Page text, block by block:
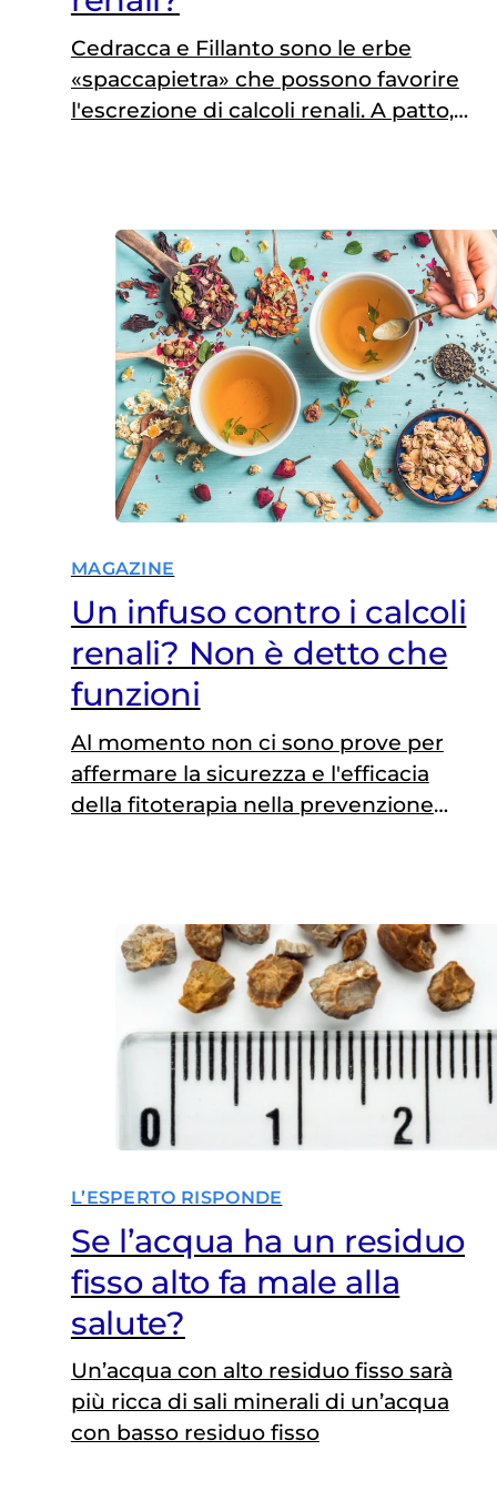
Cedracca e Fillanto sono le erbe
«spaccapietra» che possono favorire
l'escrezione di calcoli renali. A patto,
MAGAZINE
Un infuso contro i calcoli
renali? Non è detto che
funzioni
Al momento non ci sono prove per
affermare la sicurezza e l'efficacia
della fitoterapia nella prevenzione
L’ESPERTO RISPONDE
Se l’acqua ha un residuo
fisso alto fa male alla
salute?
Un’acqua con alto residuo fisso sarà
più ricca di sali minerali di un’acqua
con basso residuo fisso